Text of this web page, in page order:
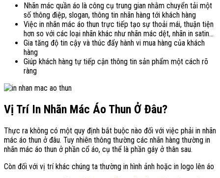
Nhãn mác quần áo là công cụ trung gian nhằm chuyển tải một
số thông điệp, slogan, thông tin nhãn hàng tới khách hàng
Việc in nhãn mác áo thun trực tiếp tạo sự thoải mái, thuận tiện
hơn so với các loại nhãn khác như nhãn mác dệt, nhãn in satin…
Gia tăng độ tin cậy và thúc đẩy hành vi mua hàng của khách
hàng
Giúp khách hàng tự tiếp cận thông tin sản phẩm một cách rõ
ràng
Vị Trí In Nhãn Mác Áo Thun Ở Đâu?
Thực ra không có một quy định bắt buộc nào đối với việc phải in nhãn
mác áo thun ở đâu. Tuy nhiên thông thường các nhãn hàng thường in
nhãn mác áo thun ở phần cổ áo, cụ thể là phần gáy ở thân sau.
Còn đối với vị trí khác chúng ta thường in hình ảnh hoặc in logo lên áo